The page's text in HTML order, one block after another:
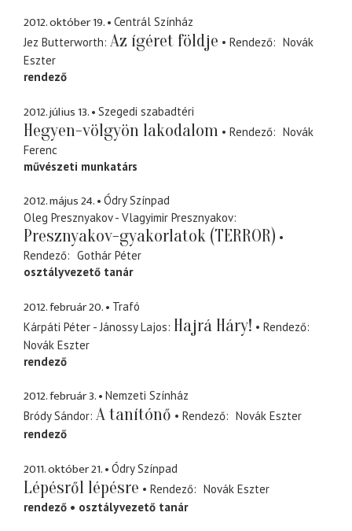
2012. október 19.
Centrál Színház
Jez Butterworth Az ígéret földje Rendező
Novák
Eszter
rendező
2012. július 13. Szegedi szabadtéri
Hegyen-völgyön lakodalom Rendező
Novák
Ferenc
művészeti munkatárs
2012. május 24.
Ódry Színpad
Oleg Presznyakov - Vlagyimir Presznyakov
Presznyakov-gyakorlatok (TERROR)
Rendező
Gothár Péter
osztályvezető tanár
2012. február 20.
Trafó
Kárpáti Péter - Jánossy Lajos Hajrá Háry!
Rendező
Novák Eszter
rendező
2012. február 3.
Nemzeti Színház
Bródy Sándor A tanítónő Rendező
Novák Eszter
rendező
2011. október 21. Ódry Színpad
Lépésről lépésre Rendező
Novák Eszter
rendező
osztályvezető tanár